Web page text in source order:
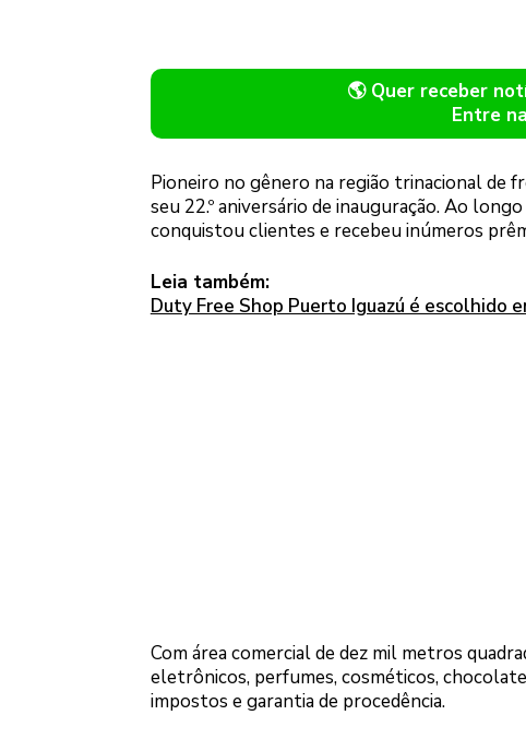
🌎 Quer receber
Entre
Pioneiro no gênero na região trinacional de
seu 22.º aniversário de inauguração. Ao
conquistou clientes e recebeu inúmeros
Leia também:
Duty Free Shop Puerto Iguazú é escolhido
Com área comercial de dez mil metros
eletrônicos, perfumes, cosméticos,
impostos e garantia de procedência.